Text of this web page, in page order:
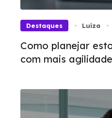
Destaques Luíza
Como planejar
com mais